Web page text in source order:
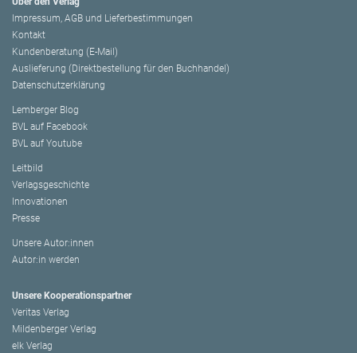
Impressum, AGB und Lieferbestimmungen
Kontakt
Kundenberatung (E-Mail)
Auslieferung (Direktbestellung für den Buchhandel)
Datenschutzerklärung
Lemberger Blog
BVL auf Facebook
BVL auf Youtube
Leitbild
Verlagsgeschichte
Innovationen
Presse
Unsere Autor:innen
Autor:in werden
Unsere Kooperationspartner
Veritas Verlag
Mildenberger Verlag
elk Verlag